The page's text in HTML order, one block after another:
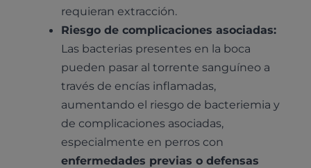
requieran extracción.
Riesgo de complicaciones asociadas:
Las bacterias presentes en la boca
pueden pasar al torrente sanguíneo a
través de encías inflamadas,
aumentando el riesgo de bacteriemia y
de complicaciones asociadas,
especialmente en perros con
enfermedades previas o defensas